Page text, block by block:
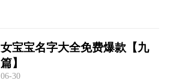
女宝宝名字大全免费爆款【九
篇】
06-30